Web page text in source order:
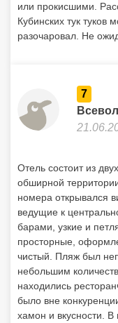
или прокисшими.
Кубинских тук туков
разочаровал. Не
7
Отель состоит из
обширной
номера открывался
ведущие к
барами, узкие и
просторные,
чистый. Пляж был
небольшим
находились
было вне
хамон и вкусности. В